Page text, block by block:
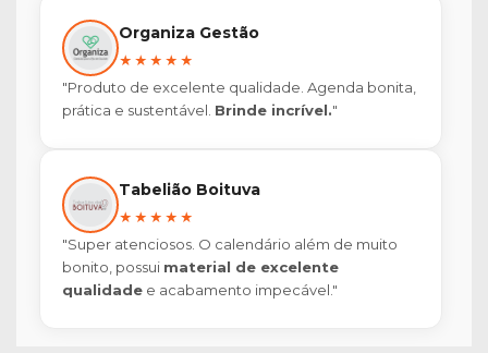
Organiza Gestão
★★★★★
"Produto de excelente qualidade. Agenda bonita,
prática e sustentável. Brinde incrível."
Tabelião Boituva
★★★★★
"Super atenciosos. O calendário além de muito
bonito, possui material de excelente
qualidadee acabamento impecável."